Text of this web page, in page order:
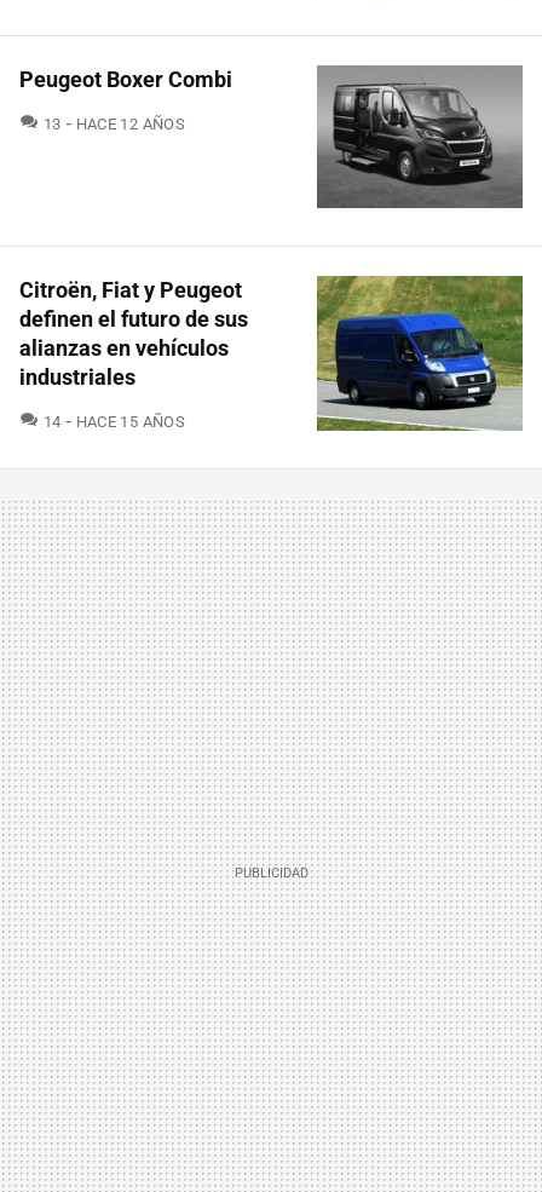
Peugeot Boxer Combi
13 COMENTARIOS
HACE 12 AÑOS
Citroën, Fiat y Peugeot
definen el futuro de sus
alianzas en vehículos
industriales
14 COMENTARIOS
HACE 15 AÑOS